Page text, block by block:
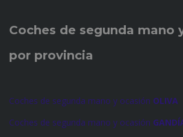
Coches de segunda mano
por provincia
Coches de segunda mano y ocasión OLIVA
Coches de segunda mano y ocasión